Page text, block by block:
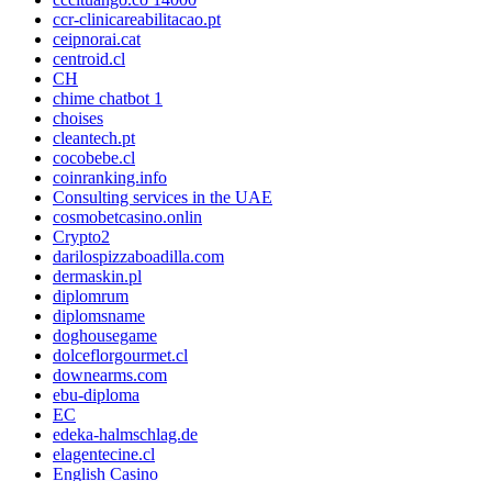
ccr-clinicareabilitacao.pt
ceipnorai.cat
centroid.cl
CH
chime chatbot 1
choises
cleantech.pt
cocobebe.cl
coinranking.info
Consulting services in the UAE
cosmobetcasino.onlin
Crypto2
darilospizzaboadilla.com
dermaskin.pl
diplomrum
diplomsname
doghousegame
dolceflorgourmet.cl
downearms.com
ebu-diploma
EC
edeka-halmschlag.de
elagentecine.cl
English Casino